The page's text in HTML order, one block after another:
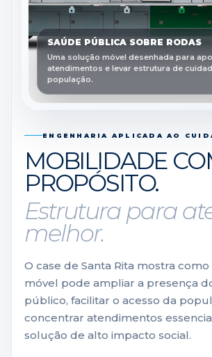
SAÚDE PÚBLICA SOBRE RODAS
Uma solução móvel desenhada para
atendimentos e levar estrutura de
população.
ENGENHARIA APLICADA AO
MOBILIDADE
PROPÓSITO.
Estrutura para
melhor.
O case de Santa Rita mostra
móvel pode ampliar a presença
público, facilitar o acesso da
concentrar atendimentos
solução de alto impacto social.